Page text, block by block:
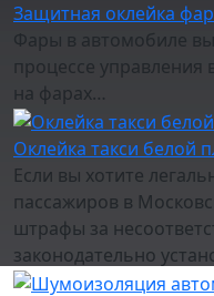
Защитная оклейка
Фары в автомобиле
процессе управления
на фарах…
Оклейка такси белой
Если вы хотите
пассажиров в
штрафы за
законодательно